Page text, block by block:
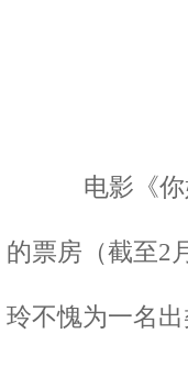
电影《你好
的票房（截至2
玲不愧为一名